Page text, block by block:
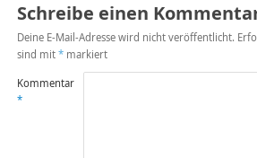
Schreibe einen
Deine E-Mail-Adresse wird nicht veröffentlicht.
sind mit *markiert
Kommentar
*